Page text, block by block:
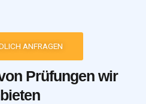
ANFRAGEN
Prüfungen wir